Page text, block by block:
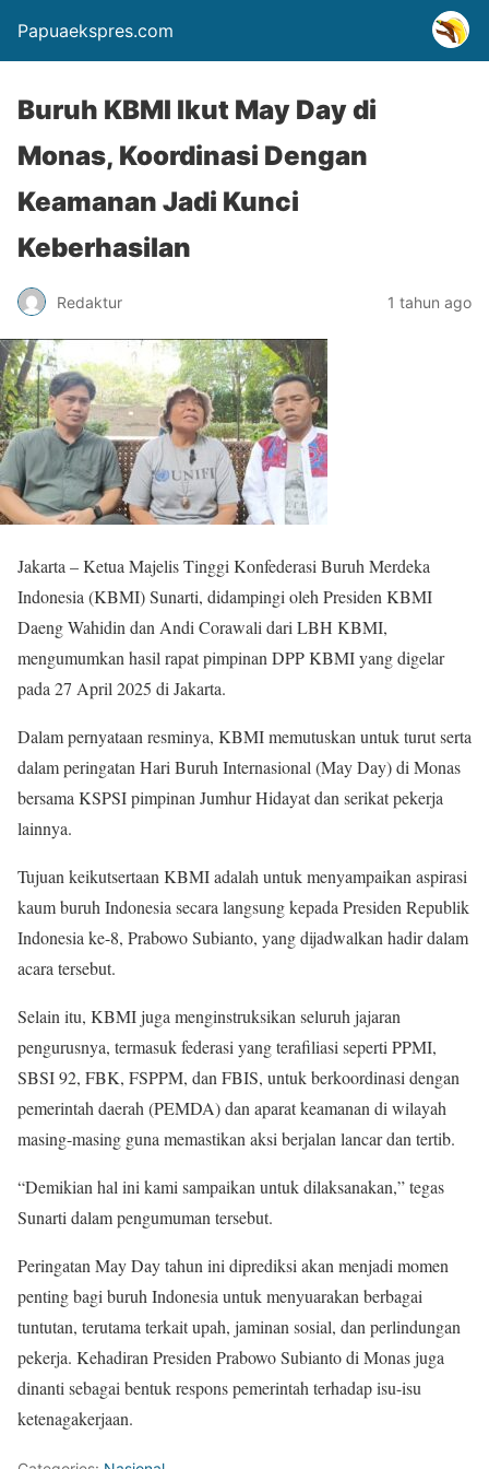
Papuaekspres.com
Buruh KBMI Ikut May Day di
Monas, Koordinasi Dengan
Keamanan Jadi Kunci
Keberhasilan
Redaktur 1 tahun ago
Jakarta – Ketua Majelis Tinggi Konfederasi Buruh Merdeka
Indonesia (KBMI) Sunarti, didampingi oleh Presiden KBMI
Daeng Wahidin dan Andi Corawali dari LBH KBMI,
mengumumkan hasil rapat pimpinan DPP KBMI yang digelar
pada 27 April 2025 di Jakarta.
Dalam pernyataan resminya, KBMI memutuskan untuk turut serta
dalam peringatan Hari Buruh Internasional (May Day) di Monas
bersama KSPSI pimpinan Jumhur Hidayat dan serikat pekerja
lainnya.
Tujuan keikutsertaan KBMI adalah untuk menyampaikan aspirasi
kaum buruh Indonesia secara langsung kepada Presiden Republik
Indonesia ke-8, Prabowo Subianto, yang dijadwalkan hadir dalam
acara tersebut.
Selain itu, KBMI juga menginstruksikan seluruh jajaran
pengurusnya, termasuk federasi yang terafiliasi seperti PPMI,
SBSI 92, FBK, FSPPM, dan FBIS, untuk berkoordinasi dengan
pemerintah daerah (PEMDA) dan aparat keamanan di wilayah
masing-masing guna memastikan aksi berjalan lancar dan tertib.
“Demikian hal ini kami sampaikan untuk dilaksanakan,” tegas
Sunarti dalam pengumuman tersebut.
Peringatan May Day tahun ini diprediksi akan menjadi momen
penting bagi buruh Indonesia untuk menyuarakan berbagai
tuntutan, terutama terkait upah, jaminan sosial, dan perlindungan
pekerja. Kehadiran Presiden Prabowo Subianto di Monas juga
dinanti sebagai bentuk respons pemerintah terhadap isu-isu
ketenagakerjaan.